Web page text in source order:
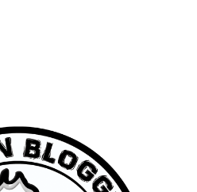
Bintang Hatiku(De Mei...
Bubblynotes.Com #2
Syazwana